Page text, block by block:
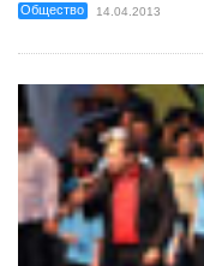
Общество 14.04.2013